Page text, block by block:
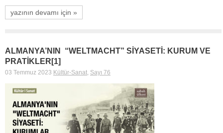
yazının devamı için »
ALMANYA’NIN “WELTMACHT” SİYASETİ: KURUM VE
PRATİKLER[1]
03 Temmuz 2023 Kültür-Sanat, Sayı 76